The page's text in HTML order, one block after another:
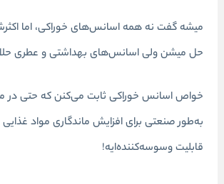
میشه گفت نه همه اسانس‌های خوراکی، اما
حل میشن ولی اسانس‌های بهداشتی و عطری
خواص اسانس خوراکی ثابت می‌کنن که حتی در
به‌طور صنعتی برای افزایش ماندگاری مواد
قابلیت وسوسه‌کننده‌ایه!